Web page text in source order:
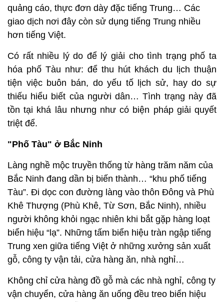
quảng cáo, thực đơn dày đặc tiếng Trung… Các
giao dịch nơi đây còn sử dụng tiếng Trung nhiều
hơn tiếng Việt.
Có rất nhiều lý do để lý giải cho tình trạng phố ta
hóa phố Tàu như: để thu hút khách du lịch thuận
tiện việc buôn bán, do yếu tố lịch sử, hay do sự
thiếu hiểu biết của người dân… Tình trạng này đã
tồn tại khá lâu nhưng như có biện pháp giải quyết
triệt để.
"Phố Tàu" ở Bắc Ninh
Làng nghề mộc truyền thống từ hàng trăm năm của
Bắc Ninh đang dần bị biến thành… “khu phố tiếng
Tàu”. Đi dọc con đường làng vào thôn Đông và Phù
Khê Thượng (Phù Khê, Từ Sơn, Bắc Ninh), nhiều
người không khỏi ngạc nhiên khi bắt gặp hàng loạt
biển hiệu “lạ”. Những tấm biển hiệu tràn ngập tiếng
Trung xen giữa tiếng Việt ở những xưởng sản xuất
gỗ, công ty vận tải, cửa hàng ăn, nhà nghỉ…
Không chỉ cửa hàng đồ gỗ mà các nhà nghỉ, công ty
vận chuyển, cửa hàng ăn uống đều treo biển hiệu